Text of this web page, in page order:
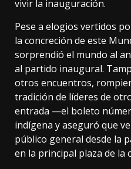
vivir la inauguración.
Pese a elogios vertidos
la concreción de este
sorprendió el mundo al
al partido inaugural.
otros encuentros,
tradición de líderes de
entrada —el boleto
indígena y aseguró que
público general desde la
en la principal plaza de la